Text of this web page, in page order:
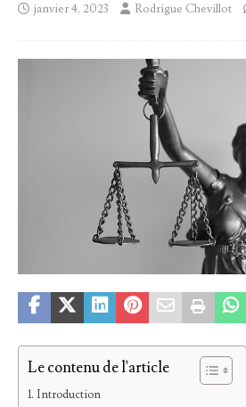
janvier 4, 2023 Rodrigue Chevillot
Le contenu de l'article
Introduction